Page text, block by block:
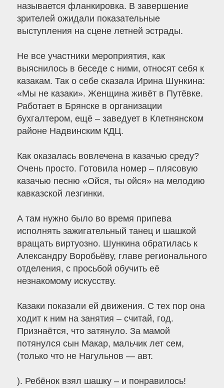
называется фланкировка. В завершение
зрителей ожидали показательные
выступления на сцене летней эстрады.
Не все участники мероприятия, как
выяснилось в беседе с ними, относят себя к
казакам. Так о себе сказала Ирина Шункина:
«Мы не казаки». Женщина живёт в Путёвке.
Работает в Брянске в организации
бухгалтером, ещё – заведует в Клетнянском
районе Надвинским КДЦ.
Как оказалась вовлечена в казачью среду?
Очень просто. Готовила номер – плясовую
казачью песню «Ойся, ты ойся» на мелодию
кавказской лезгинки.
А там нужно было во время припева
исполнять зажигательный танец и шашкой
вращать виртуозно. Шункина обратилась к
Александру Воробьёву, главе регионального
отделения, с просьбой обучить её
незнакомому искусству.
Казаки показали ей движения. С тех пор она
ходит к ним на занятия – считай, год.
Признаётся, что затянуло. За мамой
потянулся сын Макар, мальчик лет сем,
(только что не Нагульнов — авт.
). Ребёнок взял шашку – и понравилось!